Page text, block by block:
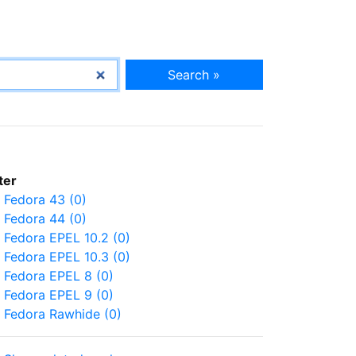
Search »
Fedora 43 (0)
Fedora 44 (0)
Fedora EPEL 10.2 (0)
Fedora EPEL 10.3 (0)
Fedora EPEL 8 (0)
Fedora EPEL 9 (0)
Fedora Rawhide (0)